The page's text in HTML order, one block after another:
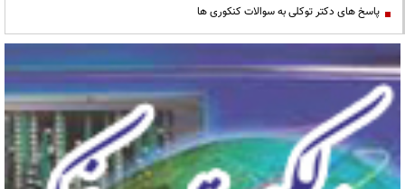
پاسخ های دکتر توکلی به سوالات کنکوری ها